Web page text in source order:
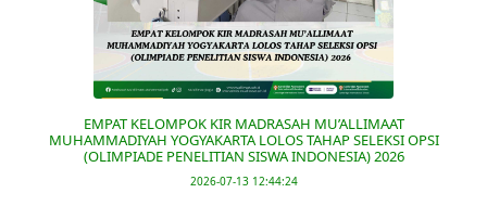
EMPAT KELOMPOK KIR MADRASAH MU’ALLIMAAT
MUHAMMADIYAH YOGYAKARTA LOLOS TAHAP SELEKSI OPSI
(OLIMPIADE PENELITIAN SISWA INDONESIA) 2026
2026-07-13 12:44:24